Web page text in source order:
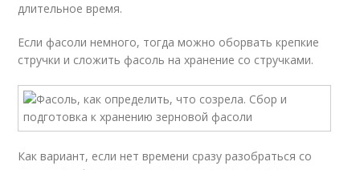
длительное время.
Если фасоли немного, тогда можно оборвать крепкие
стручки и сложить фасоль на хранение со стручками.
Как вариант, если нет времени сразу разобраться со